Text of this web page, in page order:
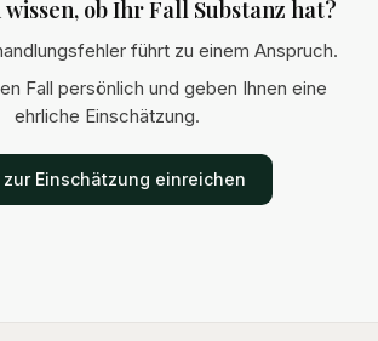
ob Ihr Fall Substanz hat?
führt zu einem Anspruch.
Fall persönlich und geben Ihnen eine
ehrliche Einschätzung.
zur Einschätzung einreichen